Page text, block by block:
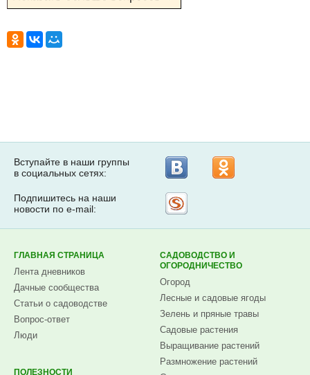
Вступайте в наши группы
в социальных сетях:
Подпишитесь на наши
новости по e-mail:
ГЛАВНАЯ СТРАНИЦА
Лента дневников
Дачные сообщества
Статьи о садоводстве
Вопрос-ответ
Люди
ПОЛЕЗНОСТИ
САДОВОДСТВО И
ОГОРОДНИЧЕСТВО
Огород
Лесные и садовые ягоды
Зелень и пряные травы
Садовые растения
Выращивание растений
Размножение растений